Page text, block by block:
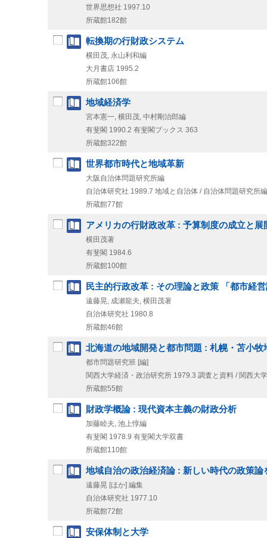
世界思想社 1997.10
所蔵館182館
転換期の行財政システム
横田茂, 永山利和編
大月書店 1995.2
所蔵館106館
地域経済学
宮本憲一, 横田茂, 中村剛治郎編
有斐閣 1990.2 有斐閣ブックス 363
所蔵館322館
世界都市時代と地域革新
大阪自治体問題研究所編
自治体研究社 1989.7 地域と自治体 / 自治体問題研究所
所蔵館77館
アメリカの行財政改革 : 予算制度の成立と展
横田茂著
有斐閣 1984.6
所蔵館100館
民主的行政改革 : その理論と政策 「都市経
遠藤晃, 成瀬龍夫, 横田茂著
自治体研究社 1980.8
所蔵館46館
北海道の地域開発と都市問題 : 札幌・苫小牧
都市問題研究班 [編]
関西大学経済・政治研究所 1979.3 調査と資料 / 関西大
所蔵館55館
財政学概論 : 現代資本主義の財政分析
加藤睦夫, 池上惇編
有斐閣 1978.9 有斐閣大学双書
所蔵館110館
地域自治の政治経済論 : 新しい時代の政策論
遠藤晃 [ほか] 編集
自治体研究社 1977.10
所蔵館72館
安保体制と大学